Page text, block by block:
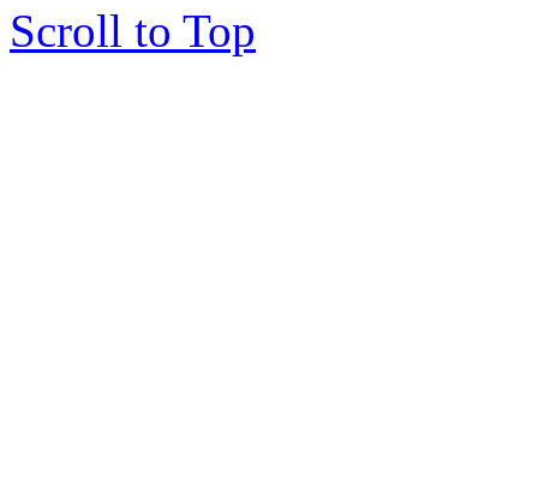
Scroll to Top